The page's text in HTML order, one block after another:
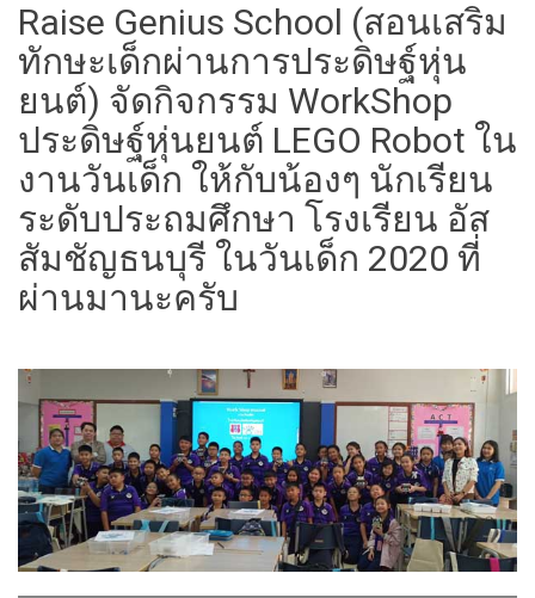
Raise Genius School (สอนเสริม
ทักษะเด็กผ่านการประดิษฐ์หุ่น
ยนต์) จัดกิจกรรม WorkShop
ประดิษฐ์หุ่นยนต์ LEGO Robot ใน
งานวันเด็ก ให้กับน้องๆ นักเรียน
ระดับประถมศึกษา โรงเรียน อัส
สัมชัญธนบุรี ในวันเด็ก 2020 ที่
ผ่านมานะครับ